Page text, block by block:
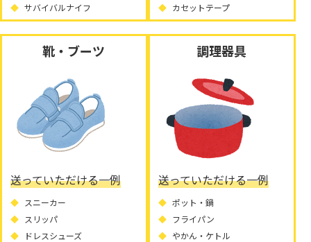
サバイバルナイフ
カセットテープ
靴・ブーツ
送っていただける一例
スニーカー
スリッパ
ドレスシューズ
調理器具
送っていただける一例
ポット・鍋
フライパン
やかん・ケトル